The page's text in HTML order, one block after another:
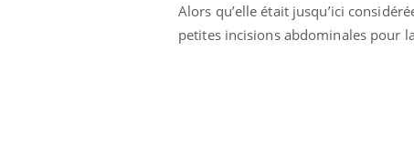
Alors qu’elle était jusqu’ici
petites incisions abdominales pour